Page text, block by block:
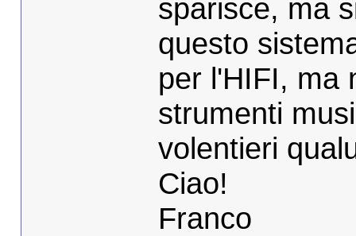
sparisce, ma
questo
per l'HIFI, ma
strumenti
volentieri
Ciao!
Franco